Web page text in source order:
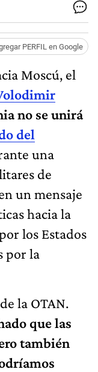
PERFIL en Google
Moscú, el
no se unirá
del
una
de
un mensaje
hacia la
los Estados
por la
la OTAN.
que las
también